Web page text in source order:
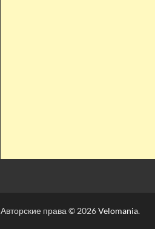
Авторские права © 2026Velomania.